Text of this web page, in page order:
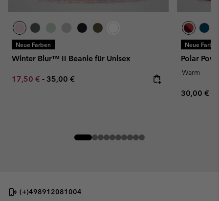
Neue Farben
Winter Blur™ II Beanie für Unisex
Minimum sale price:
17,50 € - Maximum price:
35,00 €
Neue
Polar
Warm
Regular
30,00 €
(+)498912081004